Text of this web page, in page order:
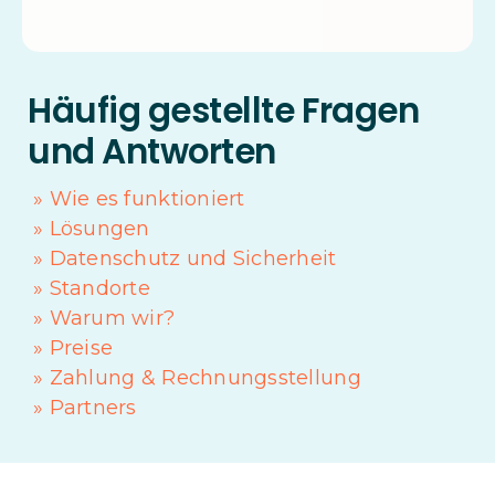
Häufig gestellte Fragen
und Antworten
Wie es funktioniert
Lösungen
Datenschutz und Sicherheit
Standorte
Warum wir?
Preise
Zahlung & Rechnungsstellung
Partners